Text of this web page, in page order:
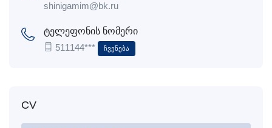
shinigamim@bk.ru
ტელეფონის ნომერი
511144***
Ჩვენება
CV